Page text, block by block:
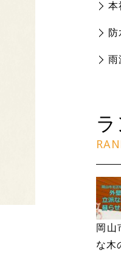
本
防
雨
岡山
な木